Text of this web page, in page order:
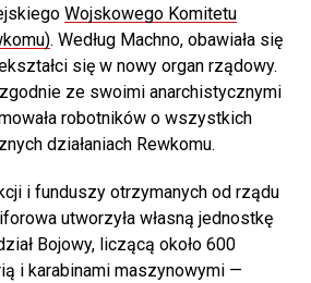
Wojskowego Komitetu
. Według Machno, obawiała się
się w nowy organ rządowy.
ze swoimi anarchistycznymi
robotników o wszystkich
działaniach Rewkomu.
i funduszy otrzymanych od rządu
utworzyła własną jednostkę
Bojowy, liczącą około 600
i karabinami maszynowymi —